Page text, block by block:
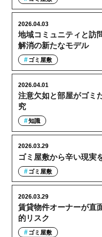
地域コミュニティと訪
解消の新たなモデル
2026.04.03
ゴミ屋敷
注意欠如と部屋がゴミ
究
2026.04.01
知識
ゴミ屋敷から辛い現実
2026.03.29
ゴミ屋敷
賃貸物件オーナーが直
的リスク
2026.03.29
ゴミ屋敷